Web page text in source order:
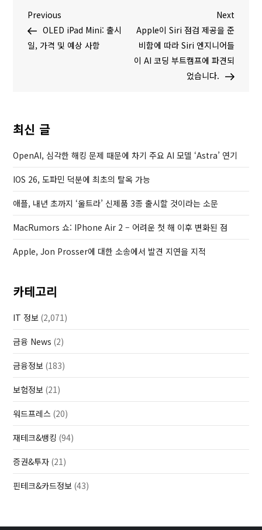
글
탐
P
r
e
P
o
s
t
Previous
OLED iPad Mini: 출시
일, 가격 및 예상 사항
N
e
x
t
P
Next
Apple이 Siri 점검 제공을 준
비함에 따라 Siri 엔지니어들
이 AI 코딩 부트캠프에 파견되
었습니다.
최신 글
OpenAI, 심각한 해킹 문제 때문에 차기 주요 AI 모델 ‘Astra’ 연기
IOS 26, 도파민 덕분에 최초의 탈옥 가능
애플, 내년 초까지 ‘울트라’ 신제품 3종 출시할 것이라는 소문
MacRumors 쇼: IPhone Air 2 – 어려운 첫 해 이후 변화된 점
Apple, Jon Prosser에 대한 소송에서 발견 지연을 지적
카테고리
IT 정보 (2,071)
금융 News (2)
금융정보 (183)
보험정보 (21)
워드프레스 (20)
재테크&뱅킹 (94)
증권&투자 (21)
핀테크&카드정보 (43)